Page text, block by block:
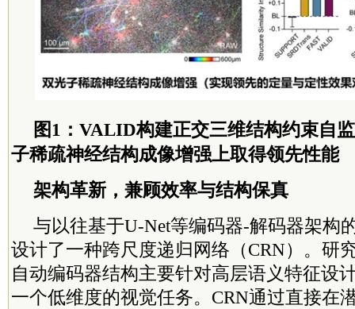
图1：VALID构建正交三维结构约束自
子稀疏神经结构成像增强上取得领先性能
架构革新，兼顾效率与结构保真
与以往基于U-Net等编码器-解码器架构
设计了一种跨尺度递归网络（CRN）。研
自动编码器结构主要针对高层语义特征设
一个低维度的视觉任务。CRN通过直接在